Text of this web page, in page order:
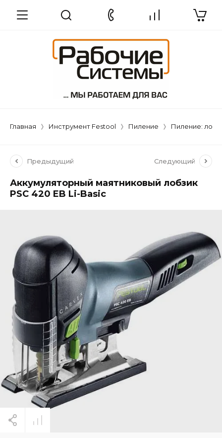
Главная Инструмент Festool Пиление Пиление:
Предыдущий Следующий
Аккумуляторный маятниковый лобзик
PSC 420 EB Li-Basic